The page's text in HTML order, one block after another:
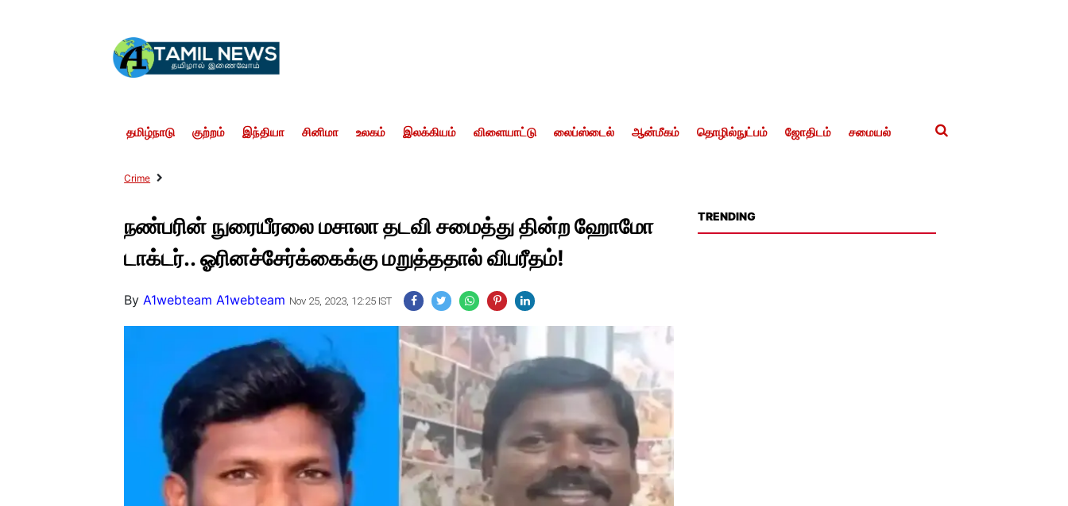
தமிழ்நாடு குற்றம் இந்தியா சினிமா உலகம் இலக்கியம் விளையாட்டு லைப்ஸ்டைல் ஆன்மீகம் தொழில்நுட்பம் ஜோதிடம் சமையல்
Crime
நண்பரின் நுரையீரலை மசாலா தடவி சமைத்து தின்ற ஹோமோ
டாக்டர்.. ஓரினச்சேர்க்கைக்கு மறுத்ததால் விபரீதம்!
ByA1webteam A1webteam Nov 25, 2023, 12:25 IST
TRENDING